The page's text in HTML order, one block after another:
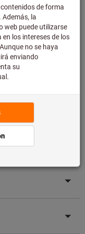
de entrega y el servicio
directamente al
de nuestra gama
en stock.
artículo